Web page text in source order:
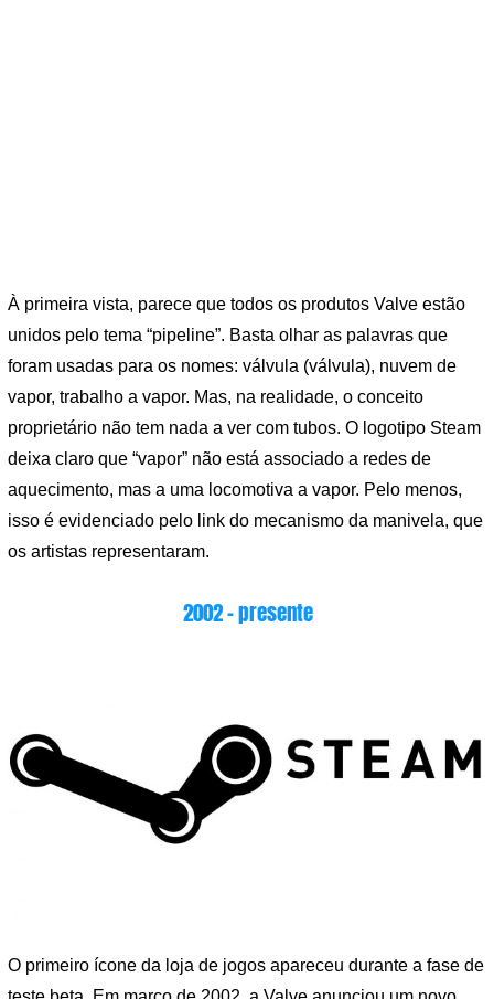
À primeira vista, parece que todos os produtos Valve estão
unidos pelo tema “pipeline”. Basta olhar as palavras que
foram usadas para os nomes: válvula (válvula), nuvem de
vapor, trabalho a vapor. Mas, na realidade, o conceito
proprietário não tem nada a ver com tubos. O logotipo Steam
deixa claro que “vapor” não está associado a redes de
aquecimento, mas a uma locomotiva a vapor. Pelo menos,
isso é evidenciado pelo link do mecanismo da manivela, que
os artistas representaram.
2002 – presente
O primeiro ícone da loja de jogos apareceu durante a fase de